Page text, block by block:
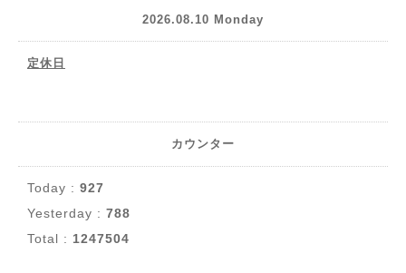
2026.08.10 Monday
定休日
カウンター
Today : 927
Yesterday : 788
Total : 1247504